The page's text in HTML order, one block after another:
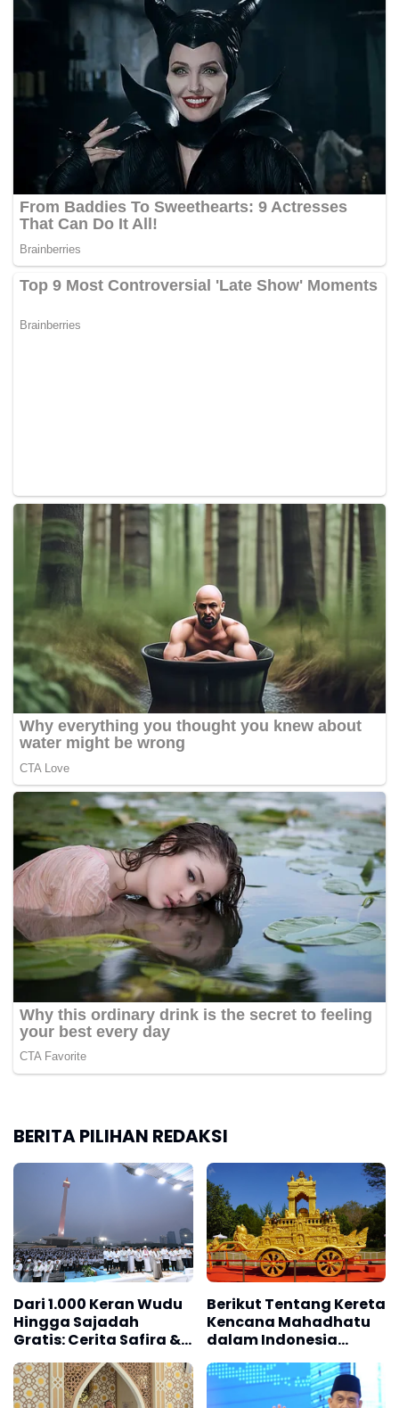
BERITA PILIHAN REDAKSI
Dari 1.000 Keran Wudu
Hingga Sajadah
Gratis: Cerita Safira &
Enjang Nikmati Malam
Zikir Kebangsaan
Berikut Tentang Kereta
Kencana Mahadhatu
dalam Indonesia
Tipitaka Chanting
2026 di Candi
Borobudur